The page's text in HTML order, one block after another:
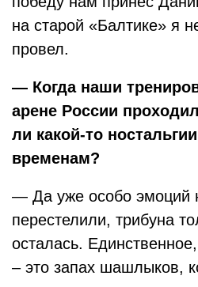
на старой «Балтике» я
провел.
— Когда наши
арене России
ли какой-то
временам?
— Да уже особо эмоций
перестелили, трибуна
осталась.
– это запах шашлыков,